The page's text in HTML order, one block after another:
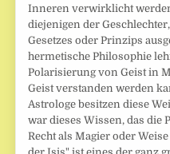
Inneren verwirklicht
diejenigen der
Gesetzes oder Prinzips
hermetische Philosophie
Polarisierung von Geist in
Geist verstanden werden
Astrologe besitzen diese
war dieses Wissen, das die
Recht als Magier oder